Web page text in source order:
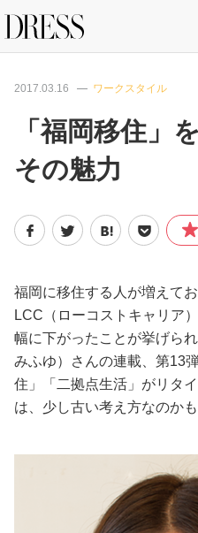
特集記事
DRESS部活
ファッション
恋愛/結婚/離婚
ワークスタイル
2017.03.16 ワークスタイル
「福岡移住」
その魅力
福岡に移住する人が増えて
LCC（ローコストキャリア
幅に下がったことが挙げら
みふゆ）さんの連載、第13
住」「二拠点生活」がリタ
は、少し古い考え方なのかも